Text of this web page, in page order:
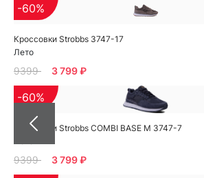
Кроссовки Strobbs 3747-17
Лето
-60%
9399 3 799 ₽
Кроссовки Strobbs COMBI BASE M 3747-7
-60%
9399 3 799 ₽